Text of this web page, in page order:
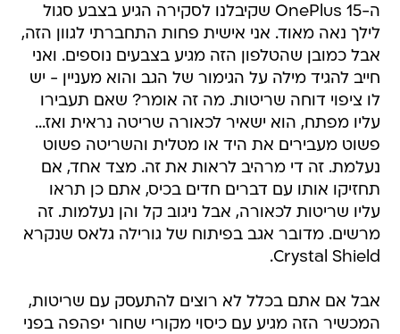
ה-OnePlus 15 שקיבלנו לסקירה הגיע בצבע סגול
לילך נאה מאוד. אני אישית פחות התחברתי לגוון הזה,
אבל כמובן שהטלפון הזה מגיע בצבעים נוספים. ואני
חייב להגיד מילה על הגימור של הגב והוא מעניין - יש
לו ציפוי דוחה שריטות. מה זה אומר? שאם תעבירו
עליו מפתח, הוא ישאיר לכאורה שריטה נראית ואז...
פשוט מעבירים את היד או מטלית והשריטה פשוט
נעלמת. זה די מרהיב לראות את זה. מצד אחד, אם
תחזיקו אותו עם דברים חדים בכיס, אתם כן תראו
עליו שריטות לכאורה, אבל ניגוב קל והן נעלמות. זה
מרשים. מדובר אגב בפיתוח של גורילה גלאס שנקרא
Crystal Shield.
אבל אם אתם בכלל לא רוצים להתעסק עם שריטות,
המכשיר הזה מגיע עם כיסוי מקורי שחור יפהפה בפני